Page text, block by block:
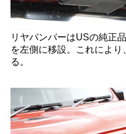
リヤバンパーはUSの純正
を左側に移設。これによ
る。